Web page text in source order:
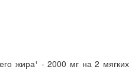
жира¹ - 2000 мг на 2 мягких